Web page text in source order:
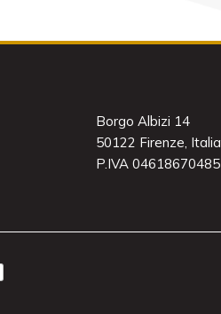
Borgo Albizi 14
50122 Firenze, Italia
P.IVA 04618670485